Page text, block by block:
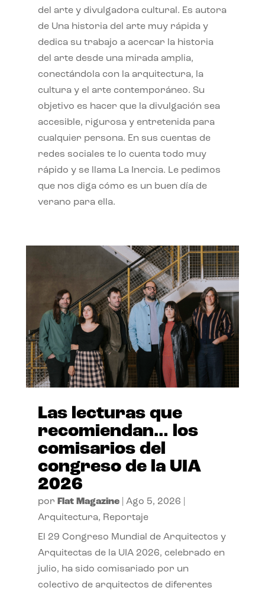
del arte y divulgadora cultural. Es autora
de Una historia del arte muy rápida y
dedica su trabajo a acercar la historia
del arte desde una mirada amplia,
conectándola con la arquitectura, la
cultura y el arte contemporáneo. Su
objetivo es hacer que la divulgación sea
accesible, rigurosa y entretenida para
cualquier persona. En sus cuentas de
redes sociales te lo cuenta todo muy
rápido y se llama La Inercia. Le pedimos
que nos diga cómo es un buen día de
verano para ella.
Las lecturas que
recomiendan… los
comisarios del
congreso de la UIA
2026
por Flat Magazine| Ago 5, 2026
Arquitectura, Reportaje
El 29 Congreso Mundial de Arquitectos y
Arquitectas de la UIA 2026, celebrado en
julio, ha sido comisariado por un
colectivo de arquitectos de diferentes